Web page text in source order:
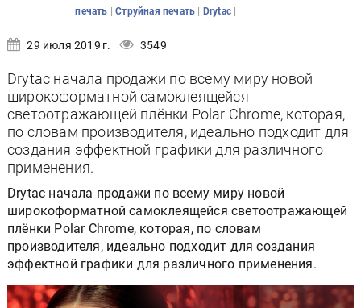
печать |Струйная печать | Drytac |
29 июля 2019 г. 3549
Drytac начала продажи по всему миру новой
широкоформатной самоклеящейся
светоотражающей плёнки Polar Chrome, которая,
по словам производителя, идеально подходит для
создания эффектной графики для различного
применения.
Drytac начала продажи по всему миру новой
широкоформатной самоклеящейся светоотражающей
плёнки Polar Chrome, которая, по словам
производителя, идеально подходит для создания
эффектной графики для различного применения.